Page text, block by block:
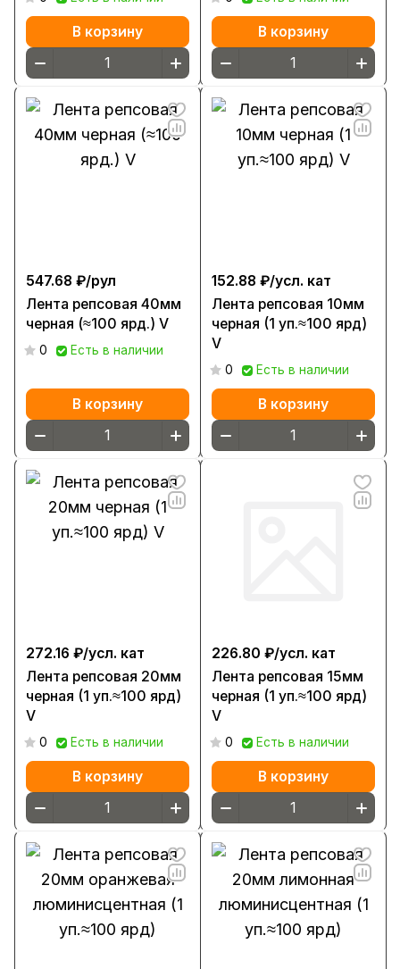
В корзину В корзину
547.68 ₽/рул
Лента репсовая 40мм
черная (≈100 ярд.) V
0 Есть в наличии
В корзину
152.88 ₽/усл. кат
Лента репсовая 10мм
черная (1 уп.≈100 ярд)
V
0 Есть в наличии
В корзину
272.16 ₽/усл. кат
Лента репсовая 20мм
черная (1 уп.≈100 ярд)
V
0 Есть в наличии
В корзину
226.80 ₽/усл. кат
Лента репсовая 15мм
черная (1 уп.≈100 ярд)
V
0 Есть в наличии
В корзину